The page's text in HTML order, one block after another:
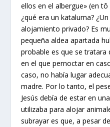
ellos en el albergue» (en
¿qué era un kataluma?
alojamiento privado? Es
pequeña aldea apartada
probable es que se
en el que pernoctar en
caso, no había lugar
madre. Por lo tanto, el
Jesús debía de estar en
utilizaba para alojar
subrayar es que, a pesar